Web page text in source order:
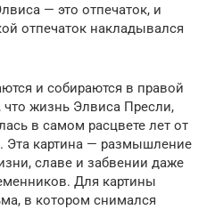
— это отпечаток, и
отпечаток накладывался
и собираются в правой
что жизнь Элвиса Пресли,
в самом расцвете лет от
Эта картина — размышление
славе и забвении даже
Для картины
в котором снимался